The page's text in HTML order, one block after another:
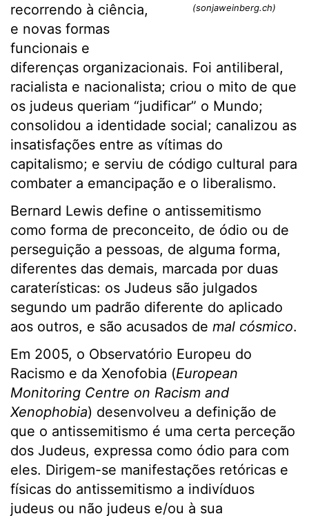
(sonjaweinberg.ch)
recorrendo à ciência,
e novas formas
funcionais e
diferenças organizacionais. Foi antiliberal,
racialista e nacionalista; criou o mito de que
os judeus queriam “judificar” o Mundo;
consolidou a identidade social; canalizou as
insatisfações entre as vítimas do
capitalismo; e serviu de código cultural para
combater a emancipação e o liberalismo.
Bernard Lewis define o antissemitismo
como forma de preconceito, de ódio ou de
perseguição a pessoas, de alguma forma,
diferentes das demais, marcada por duas
caraterísticas: os Judeus são julgados
segundo um padrão diferente do aplicado
aos outros, e são acusados ​​de mal cósmico.
Em 2005, o Observatório Europeu do
Racismo e da Xenofobia (European
Monitoring Centre on Racism and
Xenophobia) desenvolveu a definição de
que o antissemitismo é uma certa perceção
dos Judeus, expressa como ódio para com
eles. Dirigem-se manifestações retóricas e
físicas do antissemitismo a indivíduos
judeus ou não judeus e/ou à sua